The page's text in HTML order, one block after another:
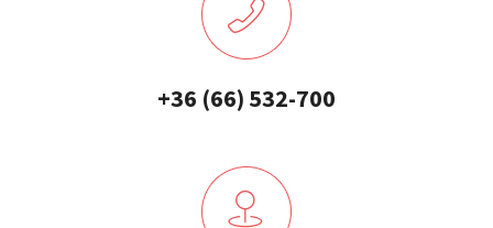
+36 (66) 532-700